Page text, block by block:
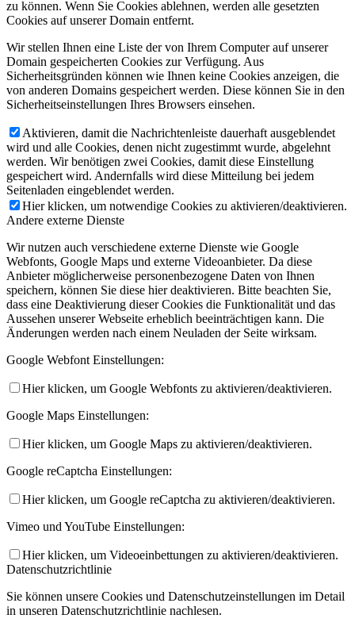
zu können. Wenn Sie Cookies ablehnen, werden alle gesetzten
Cookies auf unserer Domain entfernt.
Wir stellen Ihnen eine Liste der von Ihrem Computer auf unserer
Domain gespeicherten Cookies zur Verfügung. Aus
Sicherheitsgründen können wie Ihnen keine Cookies anzeigen, die
von anderen Domains gespeichert werden. Diese können Sie in den
Sicherheitseinstellungen Ihres Browsers einsehen.
Aktivieren, damit die Nachrichtenleiste dauerhaft ausgeblendet
wird und alle Cookies, denen nicht zugestimmt wurde, abgelehnt
werden. Wir benötigen zwei Cookies, damit diese Einstellung
gespeichert wird. Andernfalls wird diese Mitteilung bei jedem
Seitenladen eingeblendet werden.
Hier klicken, um notwendige Cookies zu aktivieren/deaktivieren.
Andere externe Dienste
Wir nutzen auch verschiedene externe Dienste wie Google
Webfonts, Google Maps und externe Videoanbieter. Da diese
Anbieter möglicherweise personenbezogene Daten von Ihnen
speichern, können Sie diese hier deaktivieren. Bitte beachten Sie,
dass eine Deaktivierung dieser Cookies die Funktionalität und das
Aussehen unserer Webseite erheblich beeinträchtigen kann. Die
Änderungen werden nach einem Neuladen der Seite wirksam.
Google Webfont Einstellungen:
Hier klicken, um Google Webfonts zu aktivieren/deaktivieren.
Google Maps Einstellungen:
Hier klicken, um Google Maps zu aktivieren/deaktivieren.
Google reCaptcha Einstellungen:
Hier klicken, um Google reCaptcha zu aktivieren/deaktivieren.
Vimeo und YouTube Einstellungen:
Hier klicken, um Videoeinbettungen zu aktivieren/deaktivieren.
Datenschutzrichtlinie
Sie können unsere Cookies und Datenschutzeinstellungen im Detail
in unseren Datenschutzrichtlinie nachlesen.